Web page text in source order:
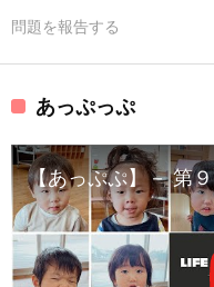
問題を報告する
あっぷっぷ
【あっぷぷ】－ 第